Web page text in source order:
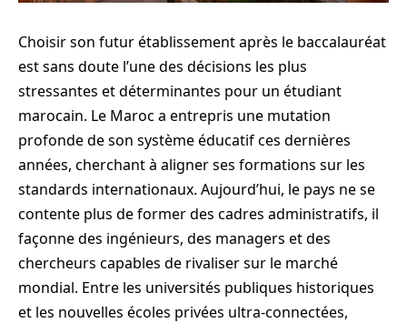
Choisir son futur établissement après le baccalauréat
est sans doute l’une des décisions les plus
stressantes et déterminantes pour un étudiant
marocain. Le Maroc a entrepris une mutation
profonde de son système éducatif ces dernières
années, cherchant à aligner ses formations sur les
standards internationaux. Aujourd’hui, le pays ne se
contente plus de former des cadres administratifs, il
façonne des ingénieurs, des managers et des
chercheurs capables de rivaliser sur le marché
mondial. Entre les universités publiques historiques
et les nouvelles écoles privées ultra-connectées,